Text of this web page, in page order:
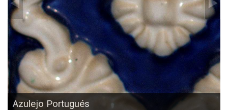
Azulejo Portugués